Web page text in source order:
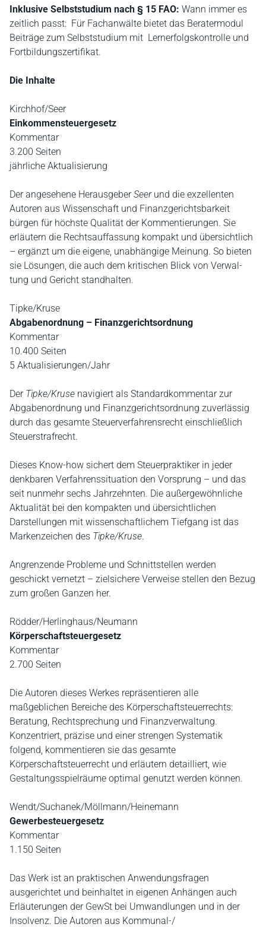
Inklusive Selbststudium nach § 15 FAO: Wann immer es
zeitlich passt: Für Fachanwälte bietet das Beratermodul
Beiträge zum Selbststudium mit Lernerfolgskontrolle und
Fortbildungszertifikat.
Die Inhalte
Kirchhof/Seer
Einkommensteuergesetz
Kommentar
3.200 Seiten
jährliche Aktualisierung
Der angesehene HerausgeberSeer und die exzellenten
Autoren aus Wissenschaft und Finanzgerichtsbarkeit
bürgen für höchste Qualität der Kommentierungen. Sie
erläutern die Rechtsauffassung kompakt und übersichtlich
– ergänzt um die eigene, unabhängige Meinung. So bieten
sie Lösungen, die auch dem kritischen Blick von Verwal­
tung und Gericht standhalten.
Tipke/Kruse
Abgabenordnung – Finanzgerichtsordnung
Kommentar
10.400 Seiten
5 Aktualisierungen/Jahr
Der Tipke/Kruse navigiert als Standardkommentar zur
Abgabenordnung und Finanzgerichtsordnung zuverlässig
durch das gesamte Steuerverfahrensrecht einschließlich
Steuerstrafrecht.
Dieses Know-how sichert dem Steuerpraktiker in jeder
denkbaren Verfahrenssituation den Vorsprung – und das
seit nunmehr sechs Jahrzehnten. Die außergewöhnliche
Aktualität bei den kompakten und übersichtlichen
Darstellungen mit wissenschaftlichem Tiefgang ist das
Markenzeichen des Tipke/Kruse.
Angrenzende Probleme und Schnittstellen werden
geschickt vernetzt – zielsichere Verweise stellen den Bezug
zum großen Ganzen her.
Rödder/Herlinghaus/Neumann
Körperschaftsteuergesetz
Kommentar
2.700 Seiten
Die Autoren dieses Werkes repräsentieren alle
maßgeblichen Bereiche des Körperschaftsteuerrechts:
Beratung, Rechtsprechung und Finanzverwaltung.
Konzentriert, präzise und einer strengen Systematik
folgend, kommentieren sie das gesamte
Körperschaftsteuerrecht und erläutern detailliert, wie
Gestaltungsspielräume optimal genutzt werden können.
Wendt/Suchanek/Möllmann/Heinemann
Gewerbesteuergesetz
Kommentar
1.150 Seiten
Das Werk ist an praktischen Anwendungsfragen
ausgerichtet und beinhaltet in eigenen Anhängen auch
Erläuterungen der GewSt bei Umwandlungen und in der
Insolvenz. Die Autoren aus Kommunal-/